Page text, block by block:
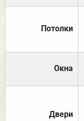
Потолки
Окна
Двери